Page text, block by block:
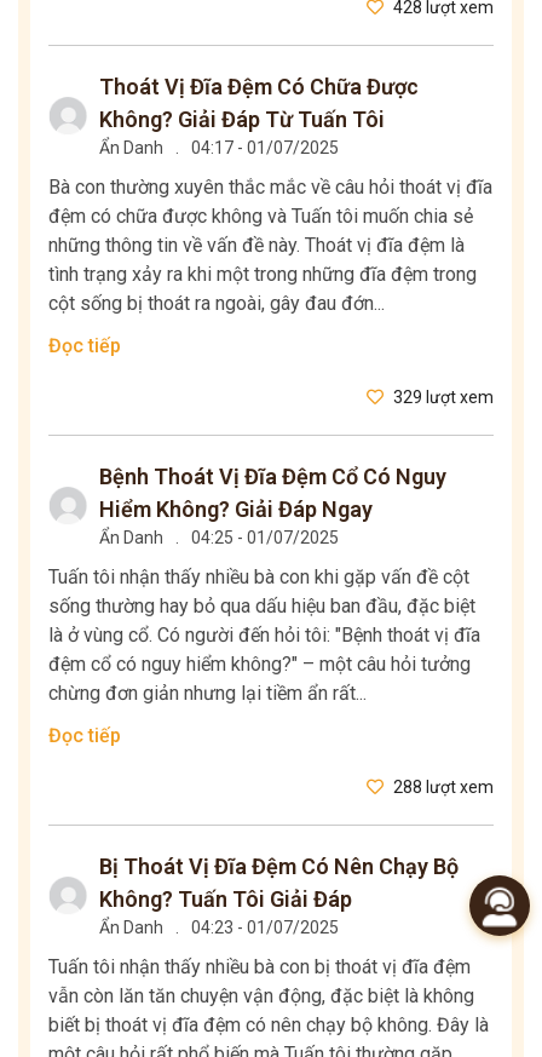
428 lượt xem
Thoát Vị Đĩa Đệm Có Chữa Được
Không? Giải Đáp Từ Tuấn Tôi
Ẩn Danh . 04:17 - 01/07/2025
Bà con thường xuyên thắc mắc về câu hỏi thoát vị đĩa
đệm có chữa được không và Tuấn tôi muốn chia sẻ
những thông tin về vấn đề này. Thoát vị đĩa đệm là
tình trạng xảy ra khi một trong những đĩa đệm trong
cột sống bị thoát ra ngoài, gây đau đớn...
Đọc tiếp
329 lượt xem
Bệnh Thoát Vị Đĩa Đệm Cổ Có Nguy
Hiểm Không? Giải Đáp Ngay
Ẩn Danh . 04:25 - 01/07/2025
Tuấn tôi nhận thấy nhiều bà con khi gặp vấn đề cột
sống thường hay bỏ qua dấu hiệu ban đầu, đặc biệt
là ở vùng cổ. Có người đến hỏi tôi: "Bệnh thoát vị đĩa
đệm cổ có nguy hiểm không?" – một câu hỏi tưởng
chừng đơn giản nhưng lại tiềm ẩn rất...
Đọc tiếp
288 lượt xem
Bị Thoát Vị Đĩa Đệm Có Nên Chạy Bộ
Không? Tuấn Tôi Giải Đáp
Ẩn Danh . 04:23 - 01/07/2025
Tuấn tôi nhận thấy nhiều bà con bị thoát vị đĩa đệm
vẫn còn lăn tăn chuyện vận động, đặc biệt là không
biết bị thoát vị đĩa đệm có nên chạy bộ không. Đây là